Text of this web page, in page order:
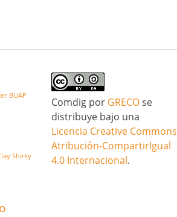
BUAP
Shirky
Comdig por GRECOse
distribuye bajo una
Licencia Creative Commons
Atribución-CompartirIgual
4.0 Internacional.